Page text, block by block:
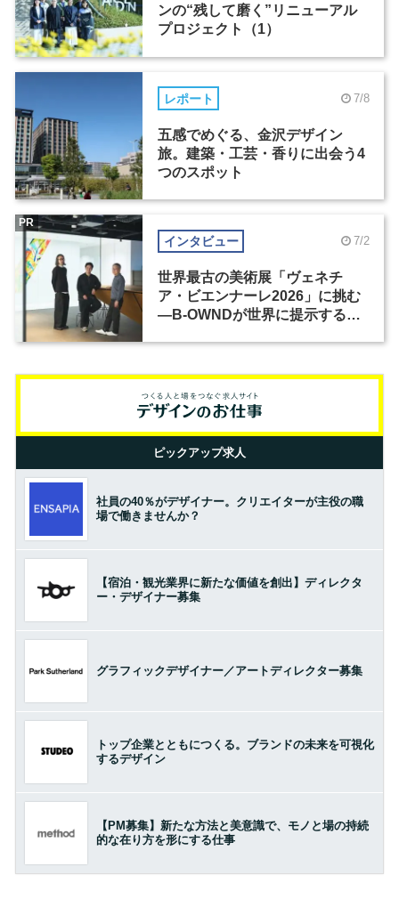
ンの“残して磨く”リニューアル
プロジェクト（1）
レポート 7/8
五感でめぐる、金沢デザイン
旅。建築・工芸・香りに出会う4
つのスポット
インタビュー 7/2
世界最古の美術展「ヴェネチ
ア・ビエンナーレ2026」に挑む
―B-OWNDが世界に提示する美
PR
ピックアップ求人
社員の40％がデザイナー。クリエイターが主役の職
場で働きませんか？
【宿泊・観光業界に新たな価値を創出】ディレクタ
ー・デザイナー募集
グラフィックデザイナー／アートディレクター募集
トップ企業とともにつくる。ブランドの未来を可視化
するデザイン
【PM募集】新たな方法と美意識で、モノと場の持続
的な在り方を形にする仕事